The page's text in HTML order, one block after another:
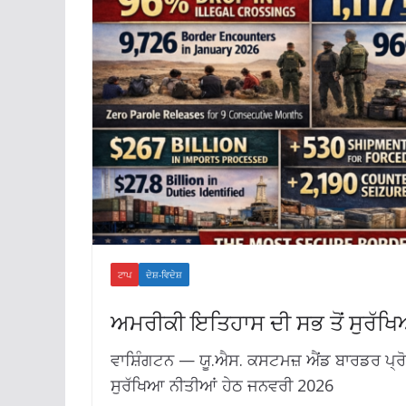
ਟਾਪ ਦੇਸ਼-ਵਿਦੇਸ਼
ਅਮਰੀਕੀ ਇਤਿਹਾਸ ਦੀ ਸਭ ਤੋਂ
ਵਾਸ਼ਿੰਗਟਨ — ਯੂ.ਐਸ. ਕਸਟਮਜ਼ ਐਂਡ ਬਾਰਡਰ
ਸੁਰੱਖਿਆ ਨੀਤੀਆਂ ਹੇਠ ਜਨਵਰੀ 2026